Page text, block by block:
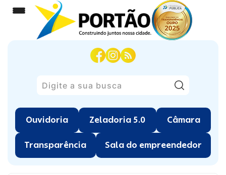
Ouvidoria Zeladoria 5.0 Câmara
Transparência Sala do empreendedor